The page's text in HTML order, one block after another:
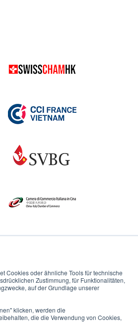
Cookies oder ähnliche Tools für technische
Zustimmung, für Funktionalitäten,
auf der Grundlage unserer
klicken, werden die
die die Verwendung von Cookies,